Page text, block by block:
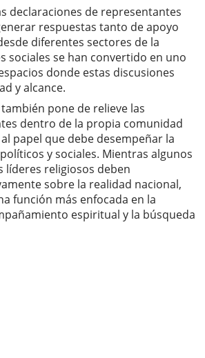
declaraciones de representantes
respuestas tanto de apoyo
diferentes sectores de la
sociales se han convertido en uno
donde estas discusiones
y alcance.
pone de relieve las
dentro de la propia comunidad
papel que debe desempeñar la
y sociales. Mientras algunos
líderes religiosos deben
sobre la realidad nacional,
función más enfocada en la
espiritual y la búsqueda